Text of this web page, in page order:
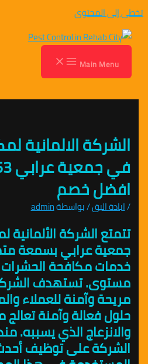
تخطي إلى المحتوى
Main Menu
الشركة الالمانية
افضل خصم
/ابادة البق/ بواسطةadmin
تتمتع الشركة
جمعية عرابي بسمعة
خدمات مكافحة
مستوى. تستهدف
مريحة وآمنة للعملاء
حلول فعالة وآمنة
والانزعاج الذي يسببه.
الشركة على توظيف أحدث